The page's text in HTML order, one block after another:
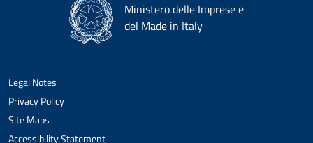
Ministero delle Imprese e
del Made in Italy
Legal Notes
Privacy Policy
Site Maps
Accessibility Statement